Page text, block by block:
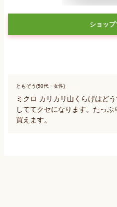
ショップ
ともぞう(50代・女性)
ミクロ カリカリ山くらげはど
しててクセになります。たっ
買えます。